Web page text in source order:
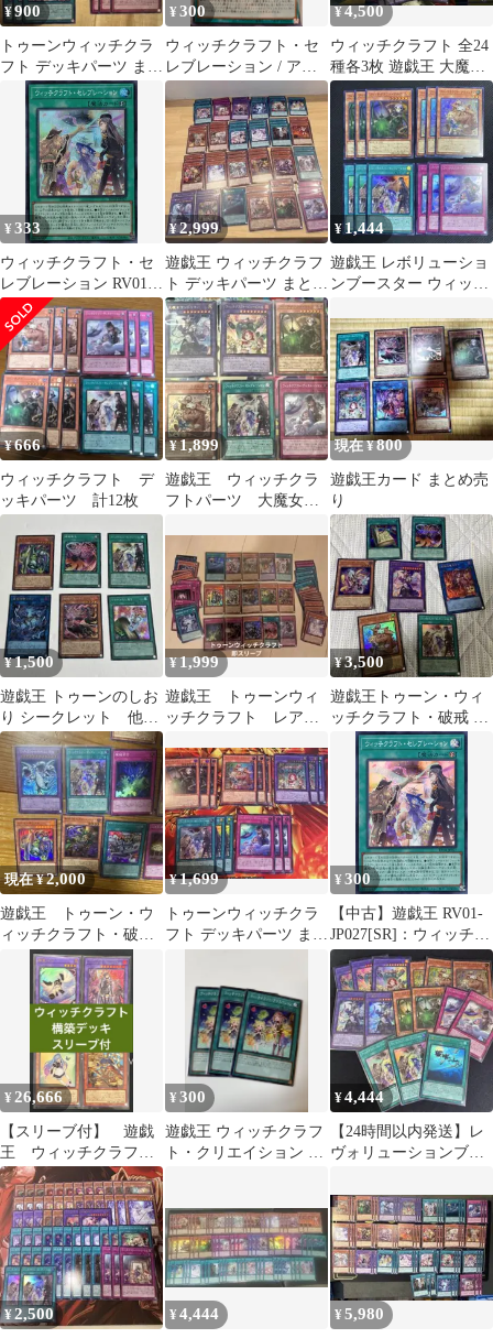
¥900
トゥーンウィッチクラ
フト デッキパーツ まと
め売り スーパーレア
¥300
ウィッチクラフト・セ
レブレーション / アジ
ア版 / SR /
REVOLUTION
BOOSTER －トゥー
ン・ウィッチクラフ
ト・破械－ / RV01-
JP027 / ID:06958567
¥4,500
ウィッチクラフト 全24
種各3枚 遊戯王 大魔女
サンドリヨン 魔女の聖
夜行 ⑧
¥333
ウィッチクラフト・セ
レブレーション RV01-
JP027 スーパーレア レ
ボリューション・ブー
スター 遊戯王 トレカ
道
¥2,999
遊戯王 ウィッチクラフ
ト デッキパーツ まとめ
売り
¥ 1,444
遊戯王 レボリューショ
ンブースター ウィッチ
枚
¥666
ウィッチクラフト デ
ッキパーツ 計12枚
¥1,899
遊戯王 ウィッチクラ
フトパーツ 大魔女サ
現在 ¥800
遊戯王カード まとめ売
り
¥1,500
遊戯王 トゥーンのしお
り シークレット 他5
枚
¥1,999
遊戯王 トゥーンウィ
ッチクラフト レアカ
¥3,500
遊戯王トゥーン・ウィ
ッチクラフト・破戒 6
枚セット
現在 ¥2,000
遊戯王 トゥーン・ウ
ィッチクラフト・破械
まとめ売り 引退品
¥1,699
トゥーンウィッチクラ
フト デッキパーツ まと
¥300
【中古】遊戯王 RV01-
JP027[SR]：ウィッチク
ラフト・セレブレーシ
ョン
¥ 26,666
【スリーブ付】 遊戯
王 ウィッチクラフ
ト 構築デッキ マギ
ストス 天下独歩
¥300
遊戯王 ウィッチクラフ
ト・クリエイション 3
¥4,444
【24時間以内発送】レ
ヴォリューションブー
フトセット
¥2,500 ¥4,444 ¥5,980